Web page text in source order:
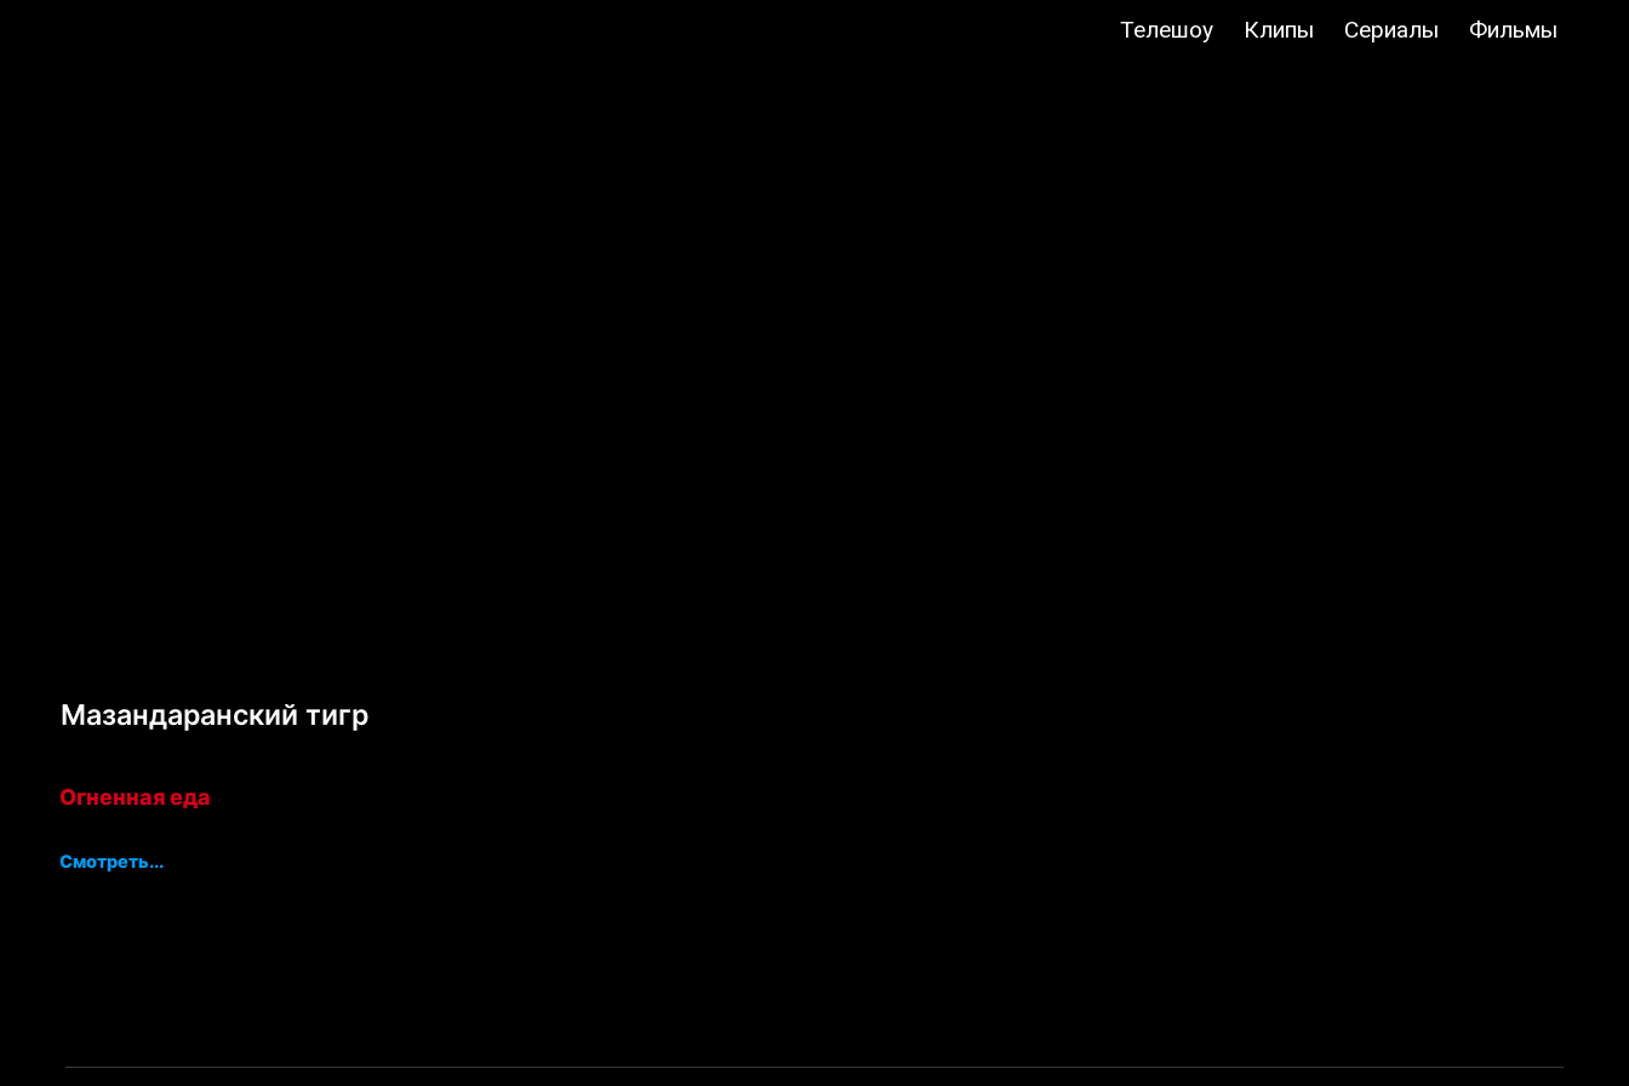
Телешоу Клипы Сериалы Фильмы
Мазандаранский тигр
Огненная еда
Смотреть...